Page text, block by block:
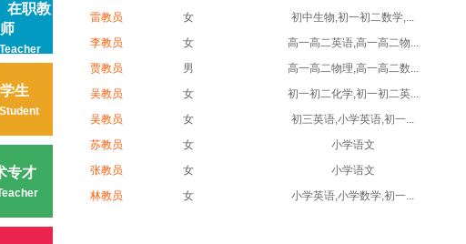
在职教
师
生
专才
雷教员
女 初中生物,初一初二数学,...
李教员
女 高一高二英语,高一高二物...
贾教员
男 高一高二物理,高一高二数...
吴教员
女 初一初二化学,初一初二英...
吴教员
女 初三英语,小学英语,初一...
苏教员
女 小学语文
张教员
女 小学语文
林教员
女 小学英语,小学数学,初一...